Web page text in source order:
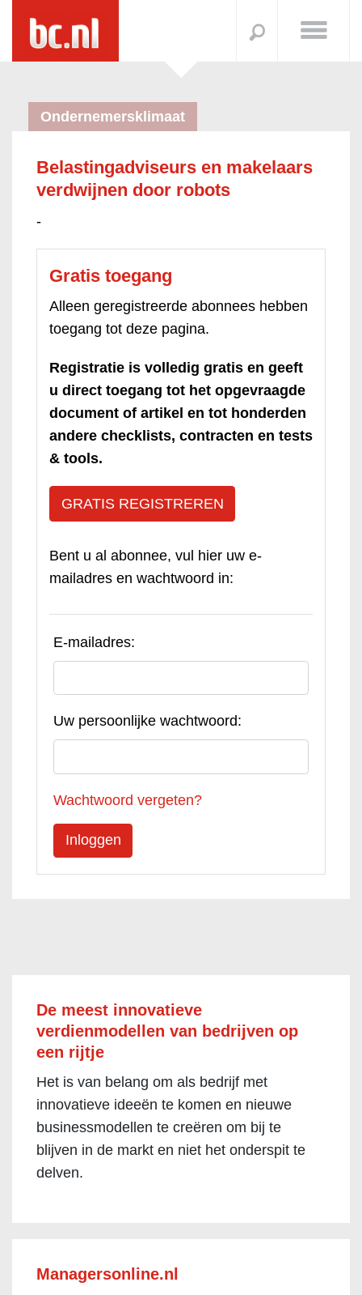
Ondernemersklimaat
Belastingadviseurs en makelaars
verdwijnen door robots
-
Gratis toegang
Alleen geregistreerde abonnees hebben
toegang tot deze pagina.
Registratie is volledig gratis en geeft
u direct toegang tot het opgevraagde
document of artikel en tot honderden
andere checklists, contracten en tests
& tools.
GRATIS REGISTREREN
Bent u al abonnee, vul hier uw e-
mailadres en wachtwoord in:
E-mailadres:
Uw persoonlijke wachtwoord:
Wachtwoord vergeten?
De meest innovatieve
verdienmodellen van bedrijven op
een rijtje
Het is van belang om als bedrijf met
innovatieve ideeën te komen en nieuwe
businessmodellen te creëren om bij te
blijven in de markt en niet het onderspit te
delven.
Managersonline.nl